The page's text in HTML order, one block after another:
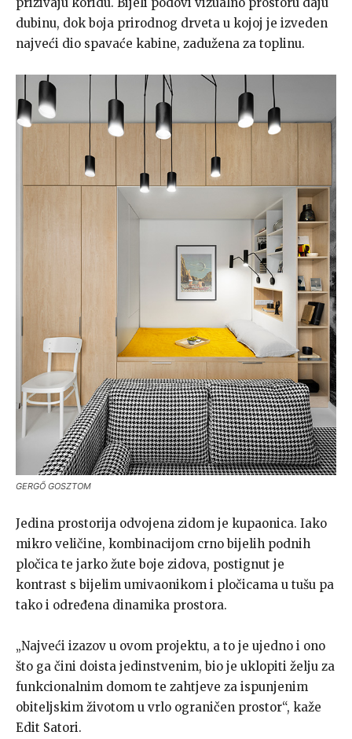
dubinu, dok boja prirodnog drveta u kojoj je izveden
najveći dio spavaće kabine, zadužena za toplinu.
GERGŐ GOSZTOM
Jedina prostorija odvojena zidom je kupaonica. Iako
mikro veličine, kombinacijom crno bijelih podnih
pločica te jarko žute boje zidova, postignut je
kontrast s bijelim umivaonikom i pločicama u tušu pa
tako i određena dinamika prostora.
„Najveći izazov u ovom projektu, a to je ujedno i ono
što ga čini doista jedinstvenim, bio je uklopiti želju za
funkcionalnim domom te zahtjeve za ispunjenim
obiteljskim životom u vrlo ograničen prostor“, kaže
Edit Satori.